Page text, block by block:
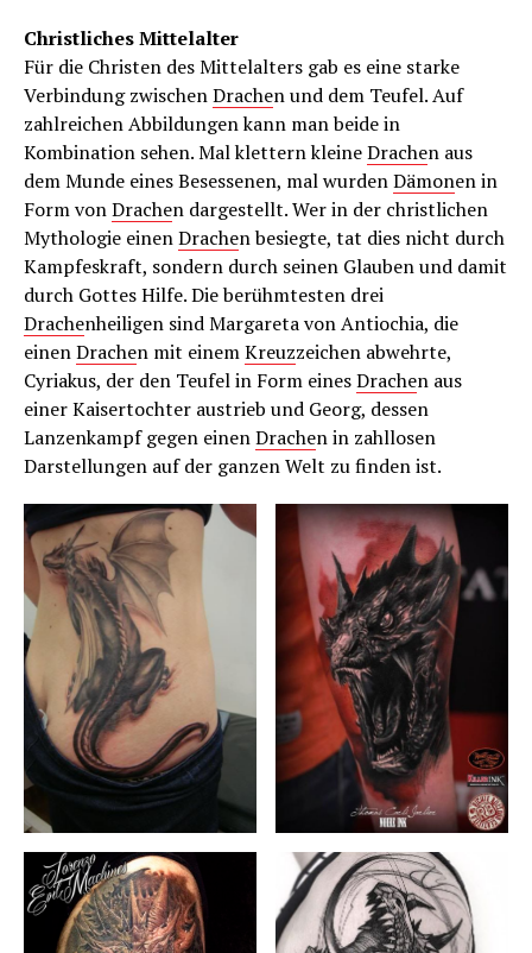
Christliches Mittelalter
Für die Christen des Mittelalters gab es eine starke
Verbindung zwischenDrachen und dem Teufel. Auf
zahlreichen Abbildungen kann man beide in
Kombination sehen. Mal klettern kleineDrachen aus
dem Munde eines Besessenen, mal wurdenDämonen in
Form vonDrachen dargestellt. Wer in der christlichen
Mythologie einenDrachen besiegte, tat dies nicht durch
Kampfeskraft, sondern durch seinen Glauben und damit
durch Gottes Hilfe. Die berühmtesten drei
Drachenheiligen sind Margareta von Antiochia, die
einenDrachen mit einemKreuzzeichen abwehrte,
Cyriakus, der den Teufel in Form einesDrachen aus
einer Kaisertochter austrieb und Georg, dessen
Lanzenkampf gegen einenDrachen in zahllosen
Darstellungen auf der ganzen Welt zu finden ist.